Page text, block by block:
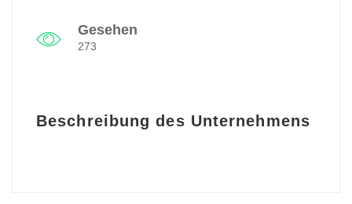
Gesehen
273
Beschreibung des Unternehmens